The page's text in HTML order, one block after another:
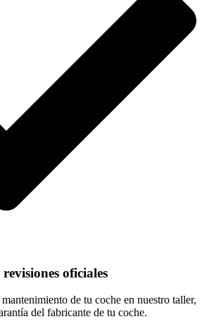
oficiales
de tu coche en nuestro taller,
del fabricante de tu coche.